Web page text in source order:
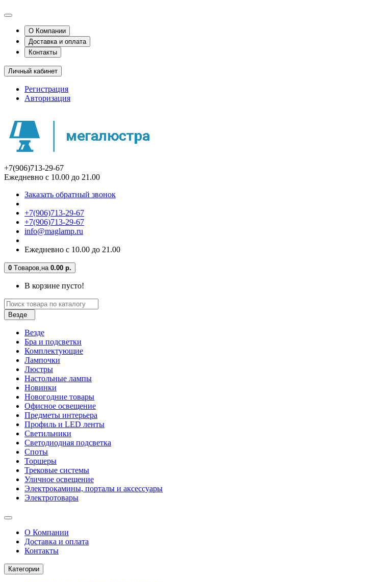
О Компании
Доставка и оплата
Контакты
Личный кабинет
Регистрация
Авторизация
+7(906)713-29-67
Ежедневно с 10.00 до 21.00
Заказать обратный звонок
+7(906)713-29-67
+7(906)713-29-67
info@maglamp.ru
Ежедневно с 10.00 до 21.00
0 Tоваров,на 0.00 р.
В корзине пусто!
Везде
Везде
Бра и подсветки
Комплектующие
Лампочки
Люстры
Настольные лампы
Новинки
Новогодние товары
Офисное освещение
Предметы интерьера
Профиль и LED ленты
Светильники
Светодиодная подсветка
Споты
Торшеры
Трековые системы
Уличное освещение
Электрокамины, порталы и аксессуары
Электротовары
О Компании
Доставка и оплата
Контакты
Категории